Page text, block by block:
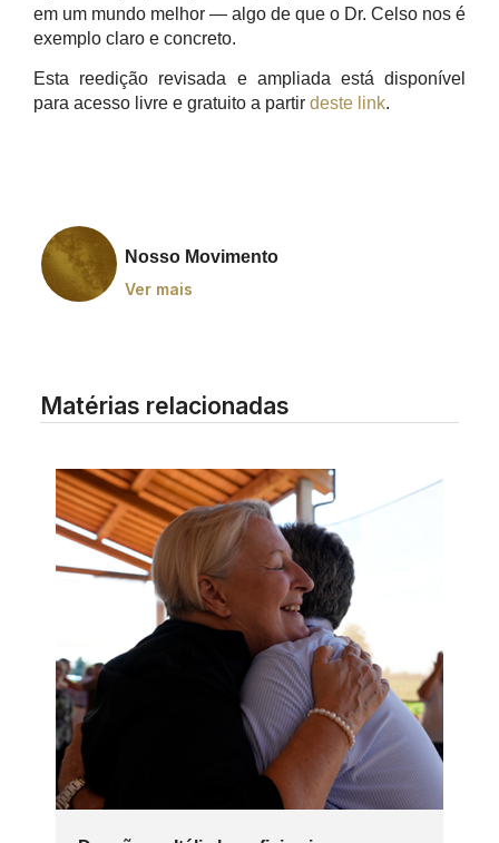
em um mundo melhor — algo de que o Dr. Celso nos é
exemplo claro e concreto.
Esta reedição revisada e ampliada está disponível
para acesso livre e gratuito a partir deste link.
Nosso Movimento
Ver mais
Matérias relacionadas